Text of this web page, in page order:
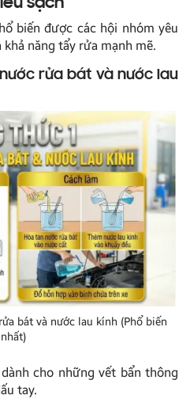
sạch
biến được các hội nhóm yêu
năng tẩy rửa mạnh mẽ.
rửa bát và nước lau
bát và nước lau kính (Phổ biến
nhất)
cho những vết bẩn thông
tay.